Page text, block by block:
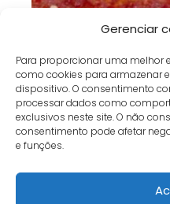
Gerenciar
Para proporcionar uma melhor
como cookies para armazenar
dispositivo. O consentimento
processar dados como
exclusivos neste site. O não
consentimento pode afetar
e funções.
Bolo Monte-
para
Café e Gol
Política de